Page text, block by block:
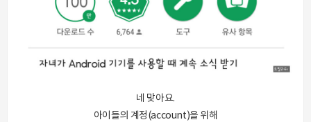
네 맞아요.
아이들의 계정(account)을 위해